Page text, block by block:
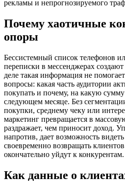
рекламы и непрогнозируемого
Почему хаотичные
опоры
Бессистемный список телефонов
переписки в мессенджерах
деле такая информация не
вопросы: какая часть аудитории
покупать и почему, на какую
следующем месяце. Без
покупки, среднему чеку или
маркетинг превращается в
раздражает, чем приносит доход.
напротив, дает возможность
своевременно возвращать
окончательно уйдут к конкурентам.
Как данные о